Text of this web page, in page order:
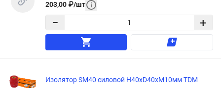
203,00 ₽/шт
− +
Изолятор SM40 силовой Н40хD40хМ10мм TDM